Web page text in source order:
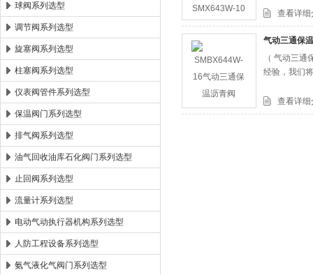
球阀系列选型
调节阀系列选型
旋塞阀系列选型
柱塞阀系列选型
仪表阀管件系列选型
保温阀门系列选型
排气阀系列选型
油气回收油库石化阀门系列选型
止回阀系列选型
流量计系列选型
电动气动执行器机构系列选型
人防工程设备系列选型
氨气液化气阀门系列选型
查看详细
气动三通保
（ 气动三
经验，我们
查看详细